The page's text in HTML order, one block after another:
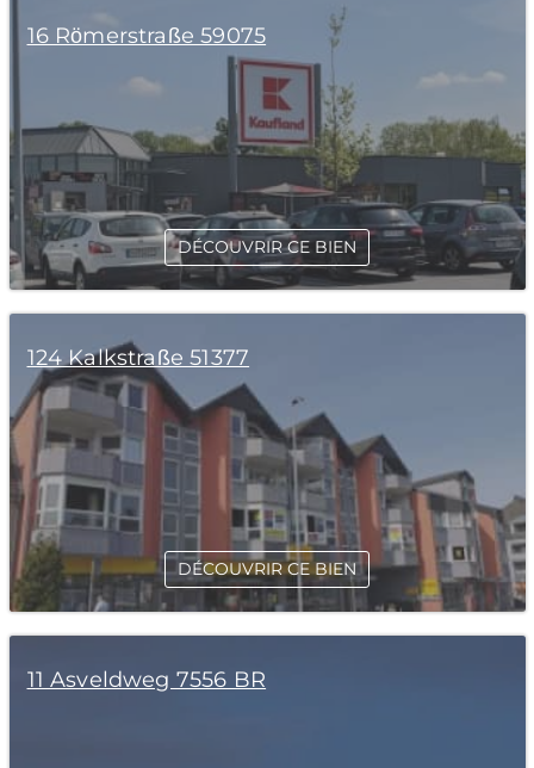
16 Römerstraße 59075
DÉCOUVRIR CE BIEN
124 Kalkstraße 51377
DÉCOUVRIR CE BIEN
11 Asveldweg 7556 BR